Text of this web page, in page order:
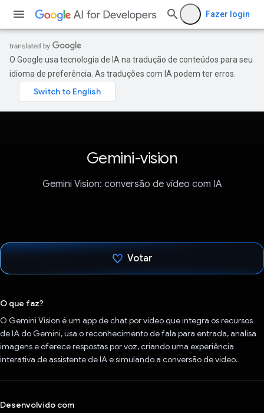
Fazer login
O Google usa tecnologia de IA na tradução de conteúdos para seu
idioma de preferência. As traduções com IA podem ter erros.
Gemini-vision
Gemini Vision: conversão de vídeo com IA
Votar
O que faz?
O Gemini Vision é um app de chat por vídeo que integra os recursos
de IA do Gemini, usa o reconhecimento de fala para entrada, analisa
imagens e oferece respostas por voz, criando uma experiência
interativa de assistente de IA e simulando a conversão de vídeo.
Desenvolvido com